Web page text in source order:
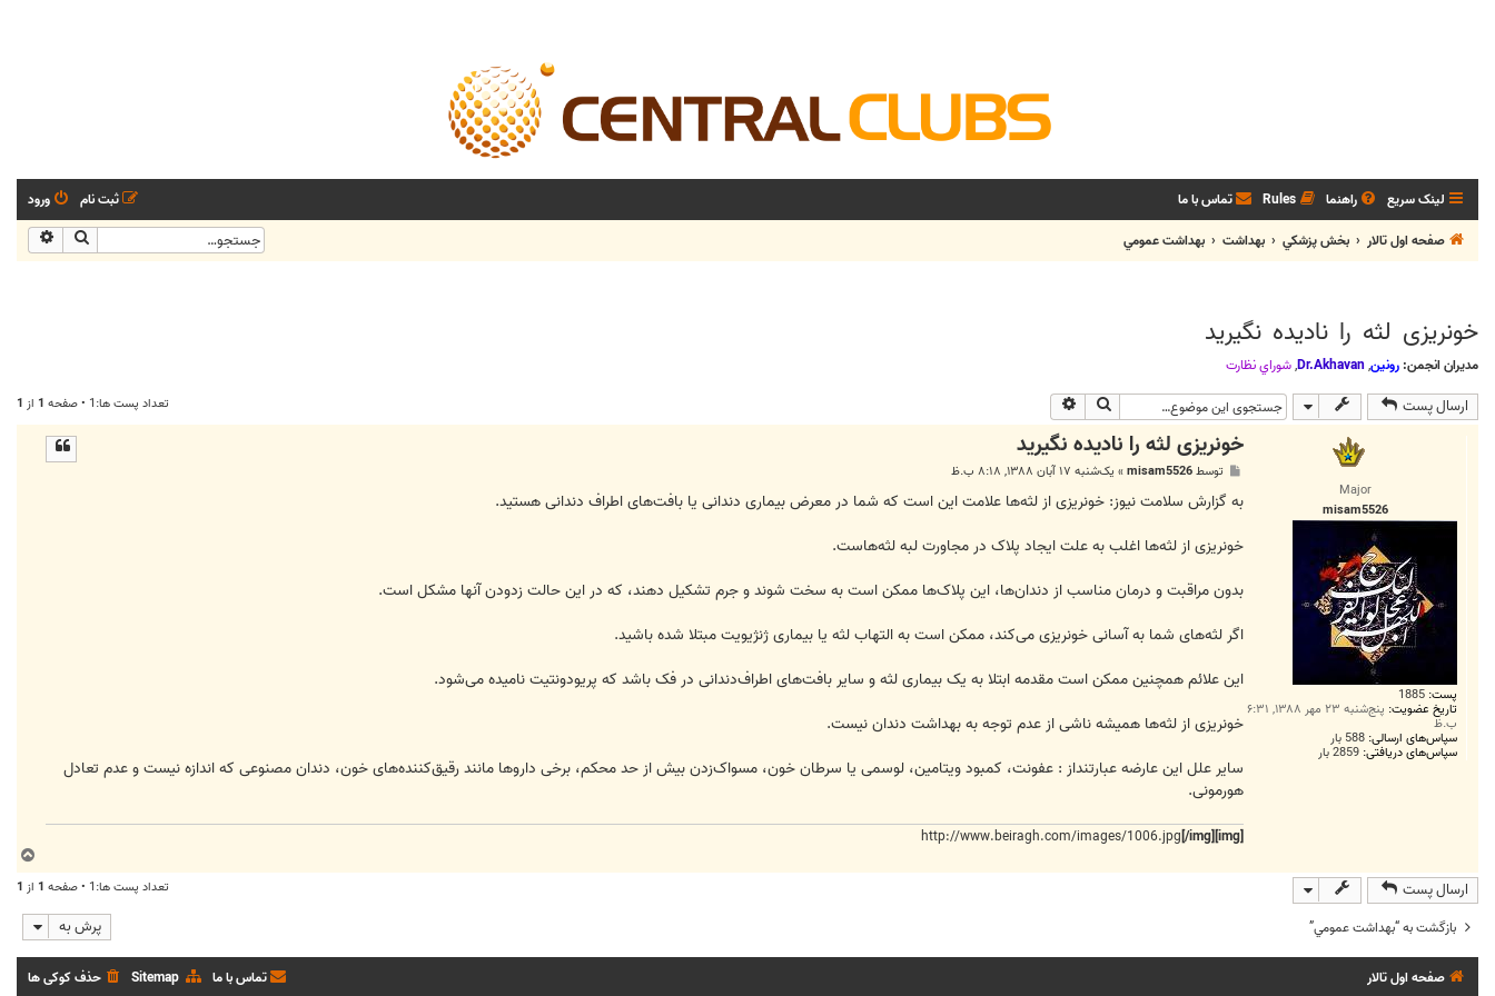
لینک سریع راهنما Rules تماس با ما ورود
ثبت نام
صفحه اول تالار
بخش پزشکي بهداشت بهداشت عمومي جستجو
خونریزی لثه را نادیده نگیرید
مدیران انجمن: رونین,
Dr.Akhavan
,شوراي نظارت
ارسال پست جستجو تعداد پست ها:1 • صفحه 1 از 1
Major
misam5526
پست: 1885
تاریخ عضویت: پنج‌شنبه ۲۳ مهر ۱۳۸۸, ۶:۳۱
ب.ظ
سپاس‌های ارسالی: 588 بار
سپاس‌های دریافتی: 2859 بار
خونریزی لثه را نادیده نگیرید
ت
توسطmisam5526
» یک‌شنبه ۱۷ آبان ۱۳۸۸, ۸:۱۸ ب.ظ
به گزارش سلامت نیوز: خونریزی از لثه‌ها علامت اين است که شما در معرض بیماری دندانی یا بافت‌های اطراف دندانی هستید.
خونریزی از لثه‌ها اغلب به علت ایجاد پلاک در مجاورت لبه لثه‌هاست.
بدون مراقبت و درمان مناسب از دندان‌ها، این پلاک‌ها ممکن است به سخت شوند و جرم تشکیل دهند، که در این حالت زدودن آنها مشکل است.
اگر لثه‌های شما به آسانی خونریزی می‌کند، ممکن است به التهاب لثه یا بیماری ژنژیویت مبتلا شده باشید.
این علائم همچنین ممکن است مقدمه ابتلا به یک بیماری لثه و سایر بافت‌های اطراف‌دندانی در فک باشد که پریودونتیت نامیده می‌شود.
خونریزی از لثه‌ها همیشه ناشی از عدم توجه به بهداشت دندان نیست.
سایر علل این عارضه عبارتنداز : عفونت، کمبود ویتامین، لوسمی یا سرطان خون، مسواک‌زدن بیش از حد محکم، برخی داروها مانند رقیق‌کننده‌های خون، دندان مصنوعی که اندازه نیست و عدم تعادل
هورمونی.
[img]
http://www.beiragh.com/images/1006.jpg[/img]
ا
ارسال پست تعداد پست ها:1 • صفحه 1 از 1
بازگشت به “بهداشت عمومي” پرش به
صفحه اول تالار حذف کوکی ها Sitemap تماس با ما